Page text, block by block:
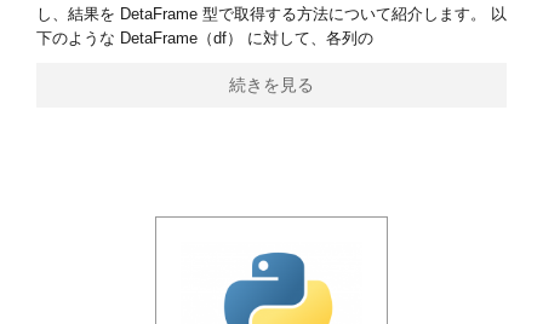
し、結果を DetaFrame 型で取得する方法について紹介します。 以
下のような DetaFrame（df） に対して、各列の
続きを見る